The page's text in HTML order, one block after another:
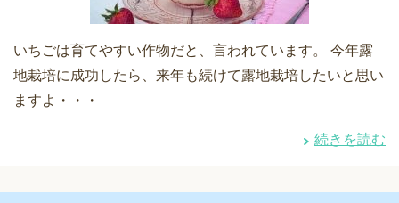
いちごは育てやすい作物だと、言われています。 今年露
地栽培に成功したら、来年も続けて露地栽培したいと思い
ますよ・・・
続きを読む